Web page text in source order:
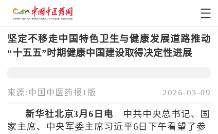
坚定不移走中国特色卫生与健康发展道路推动
“十五五”时期健康中国建设取得决定性进展
来源:中国中医药报1版 2026-03-09
新华社北京3月6日电 中共中央总书记、国
家主席、中央军委主席习近平6日下午看望了参